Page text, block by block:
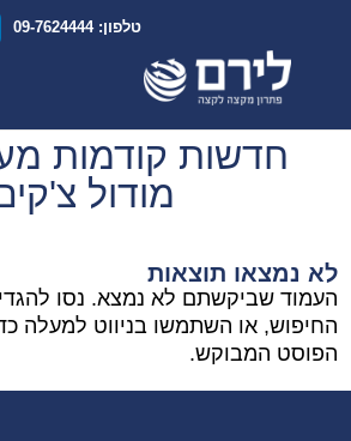
טלפון: 09-7624444
חדשות קודמות
מודול
לא נמצאו תוצאות
העמוד שביקשתם לא נמצא. נסו
החיפוש, או השתמשו בניווט למעלה
הפוסט המבוקש.